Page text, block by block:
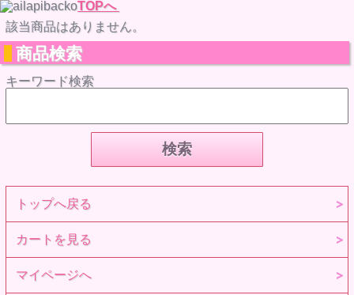
TOPへ
該当商品はありません。
商品検索
キーワード検索
トップへ戻る
カートを見る
マイページへ